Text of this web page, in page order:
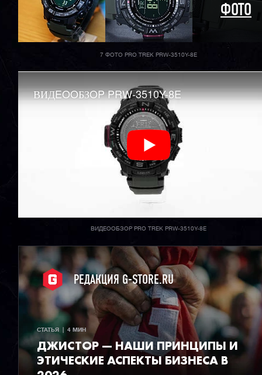
ФОТО
7 ФОТО PRO TREK PRW-3510Y-8E
ВИДEOOБЗOP PRW-3510Y-8E
ВИДЕООБЗОР PRO TREK PRW-3510Y-8E
РЕДАКЦИЯ G-STORE.RU
СТАТЬЯ  |  4 МИН
ДЖИСТОР — НАШИ ПРИНЦИПЫ И
ЭТИЧЕСКИЕ АСПЕКТЫ БИЗНЕСА В